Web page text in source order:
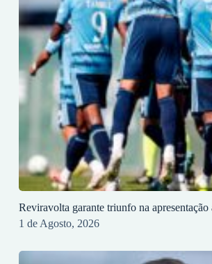
Reviravolta garante triunfo na apresentação
1 de Agosto, 2026